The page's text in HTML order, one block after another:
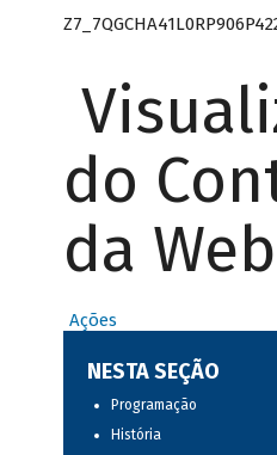
do
da Web
Ações
NESTA SEÇÃO
Programação
História